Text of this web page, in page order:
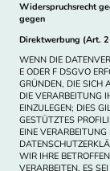
Widerspruchsrecht
gegen
Direktwerbung (Art.
WENN DIE
E ODER F DSGVO
GRÜNDEN, DIE SICH
DIE VERARBEITUNG
EINZULEGEN; DIES
GESTÜTZTES
EINE
WIR IHRE
VERARBEITEN, ES